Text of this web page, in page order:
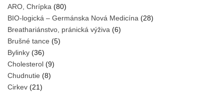
ARO, Chrípka (80)
BIO-logická – Germánska Nová Medicína (28)
Breathariánstvo, pránická výživa (6)
Brušné tance (5)
Bylinky (36)
Cholesterol (9)
Chudnutie (8)
Cirkev (21)